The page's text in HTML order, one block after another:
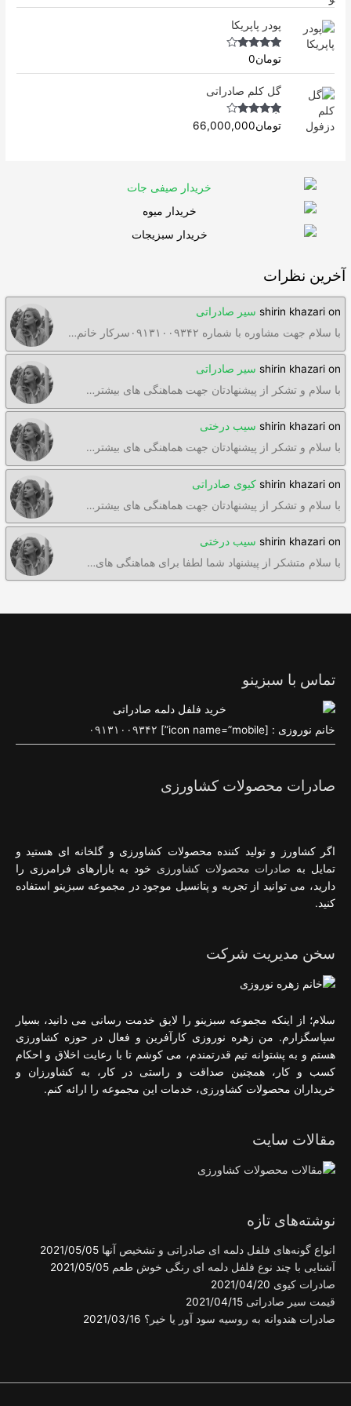
out of 5
پودر پاپریکا
Rated4.50
out of 5
تومان0
گل کلم صادراتی
Rated4.63
out of 5
تومان66,000,000
آخرین نظرات
shirin khazari on
سیر صادراتی
با سلام جهت مشاوره با شماره ۰۹۱۳۱۰۰۹۳۴۲سرکار خانم…
shirin khazari on
سیر صادراتی
با سلام و تشکر از پیشنهادتان جهت هماهنگی های بیشتر…
shirin khazari on
سیب درختی
با سلام و تشکر از پیشنهادتان جهت هماهنگی های بیشتر…
shirin khazari on
کیوی صادراتی
با سلام و تشکر از پیشنهادتان جهت هماهنگی های بیشتر…
shirin khazari on
سیب درختی
با سلام متشکر از پیشنهاد شما لطفا برای هماهنگی های…
تماس با سبزینو
خانم نوروزی : [icon name=”mobile”] ۰۹۱۳۱۰۰۹۳۴۲
صادرات محصولات کشاورزی
اگر کشاورز و تولید کننده محصولات کشاورزی و گلخانه ای هستید و
تمایل به صادرات محصولات کشاورزی خود به بازارهای فرامرزی را
دارید، می توانید از تجربه و پتانسیل موجود در مجموعه سبزینو استفاده
کنید.
سخن مدیریت شرکت
سلام؛ از اینکه مجموعه سبزینو را لایق خدمت رسانی می دانید، بسیار
سپاسگزارم. من زهره نوروزی کارآفرین و فعال در حوزه کشاورزی
هستم و به پشتوانه تیم قدرتمندم، می کوشم تا با رعایت اخلاق و احکام
کسب و کار، همچنین صداقت و راستی در کار، به کشاورزان و
خریداران محصولات کشاورزی، خدمات این مجموعه را ارائه کنم.
مقالات سایت
نوشته‌های تازه
انواع گونه‌های فلفل دلمه ای صادراتی و تشخیص آنها 2021/05/05
آشنایی با چند نوع فلفل دلمه ای رنگی خوش طعم 2021/05/05
صادرات کیوی 2021/04/20
قیمت سیر صادراتی 2021/04/15
صادرات هندوانه به روسیه سود آور یا خیر؟ 2021/03/16